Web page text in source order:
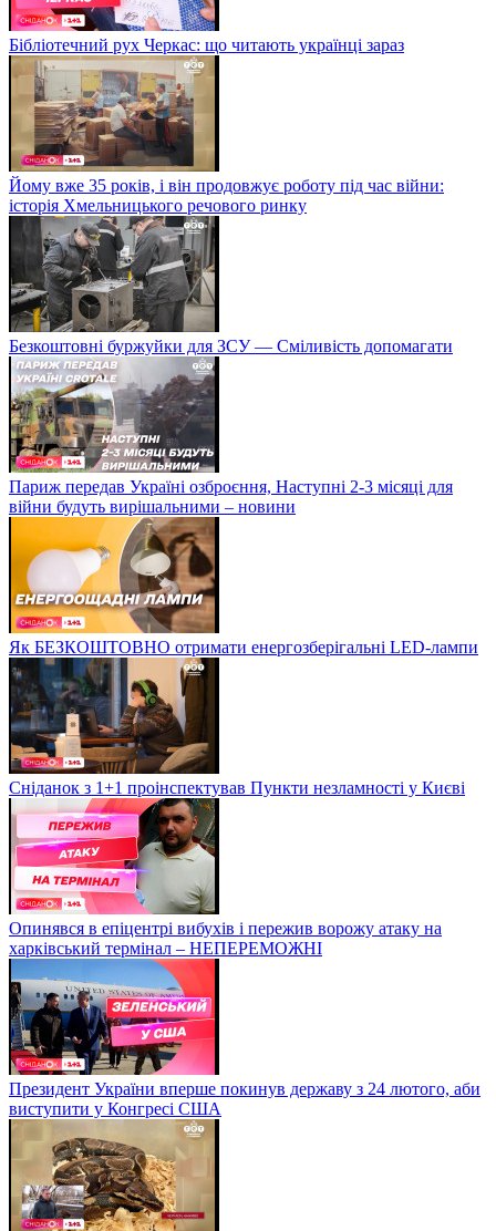
Бібліотечний рух Черкас: що читають українці зараз
Йому вже 35 років, і він продовжує роботу під час війни:
історія Хмельницького речового ринку
Безкоштовні буржуйки для ЗСУ — Сміливість допомагати
Париж передав Україні озброєння, Наступні 2-3 місяці для
війни будуть вирішальними – новини
Як БЕЗКОШТОВНО отримати енергозберігальні LED-лампи
Сніданок з 1+1 проінспектував Пункти незламності у Києві
Опинявся в епіцентрі вибухів і пережив ворожу атаку на
харківський термінал – НЕПЕРЕМОЖНІ
Президент України вперше покинув державу з 24 лютого, аби
виступити у Конгресі США